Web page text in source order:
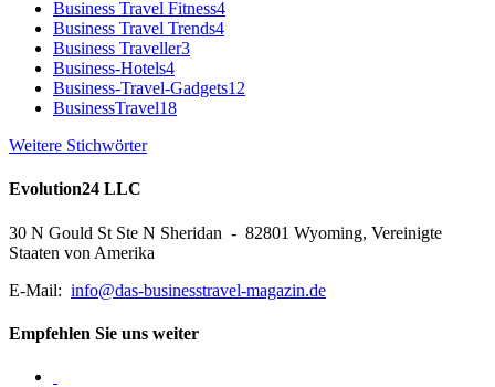
Business Travel Fitness4
Business Travel Trends4
Business Traveller3
Business-Hotels4
Business-Travel-Gadgets12
BusinessTravel18
Weitere Stichwörter
Evolution24 LLC
30 N Gould St Ste N Sheridan - 82801 Wyoming, Vereinigte
Staaten von Amerika
E-Mail: info@das-businesstravel-magazin.de
Empfehlen Sie uns weiter